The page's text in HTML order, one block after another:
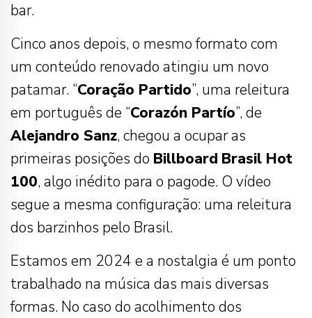
bar.
Cinco anos depois, o mesmo formato com
um conteúdo renovado atingiu um novo
patamar. “Coração Partido”, uma releitura
em português de “Corazón Partío”, de
Alejandro Sanz, chegou a ocupar as
primeiras posições do Billboard Brasil Hot
100, algo inédito para o pagode. O vídeo
segue a mesma configuração: uma releitura
dos barzinhos pelo Brasil.
Estamos em 2024 e a nostalgia é um ponto
trabalhado na música das mais diversas
formas. No caso do acolhimento dos